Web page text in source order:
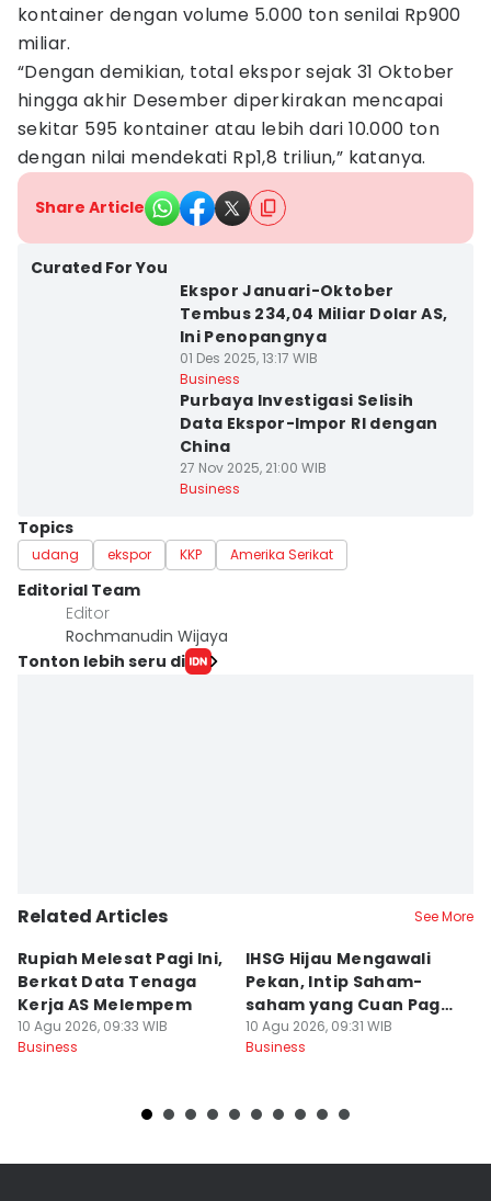
kontainer dengan volume 5.000 ton senilai Rp900
miliar.
“Dengan demikian, total ekspor sejak 31 Oktober
hingga akhir Desember diperkirakan mencapai
sekitar 595 kontainer atau lebih dari 10.000 ton
dengan nilai mendekati Rp1,8 triliun,” katanya.
Share Article
Curated For You
Ekspor Januari-Oktober
Tembus 234,04 Miliar Dolar AS,
Ini Penopangnya
01 Des 2025, 13:17 WIB
Business
Purbaya Investigasi Selisih
Data Ekspor-Impor RI dengan
China
27 Nov 2025, 21:00 WIB
Business
Topics
udang ekspor KKP Amerika Serikat
Editorial Team
Editor
Rochmanudin Wijaya
Tonton lebih seru di
Related Articles See More
Rupiah Melesat Pagi Ini,
Berkat Data Tenaga
Kerja AS Melempem
10 Agu 2026, 09:33 WIB
Business
IHSG Hijau Mengawali
Pekan, Intip Saham-
saham yang Cuan Pagi
Ini
10 Agu 2026, 09:31 WIB
Business